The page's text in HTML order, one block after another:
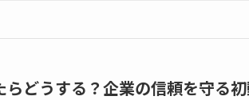
どうする？企業の信頼を守る